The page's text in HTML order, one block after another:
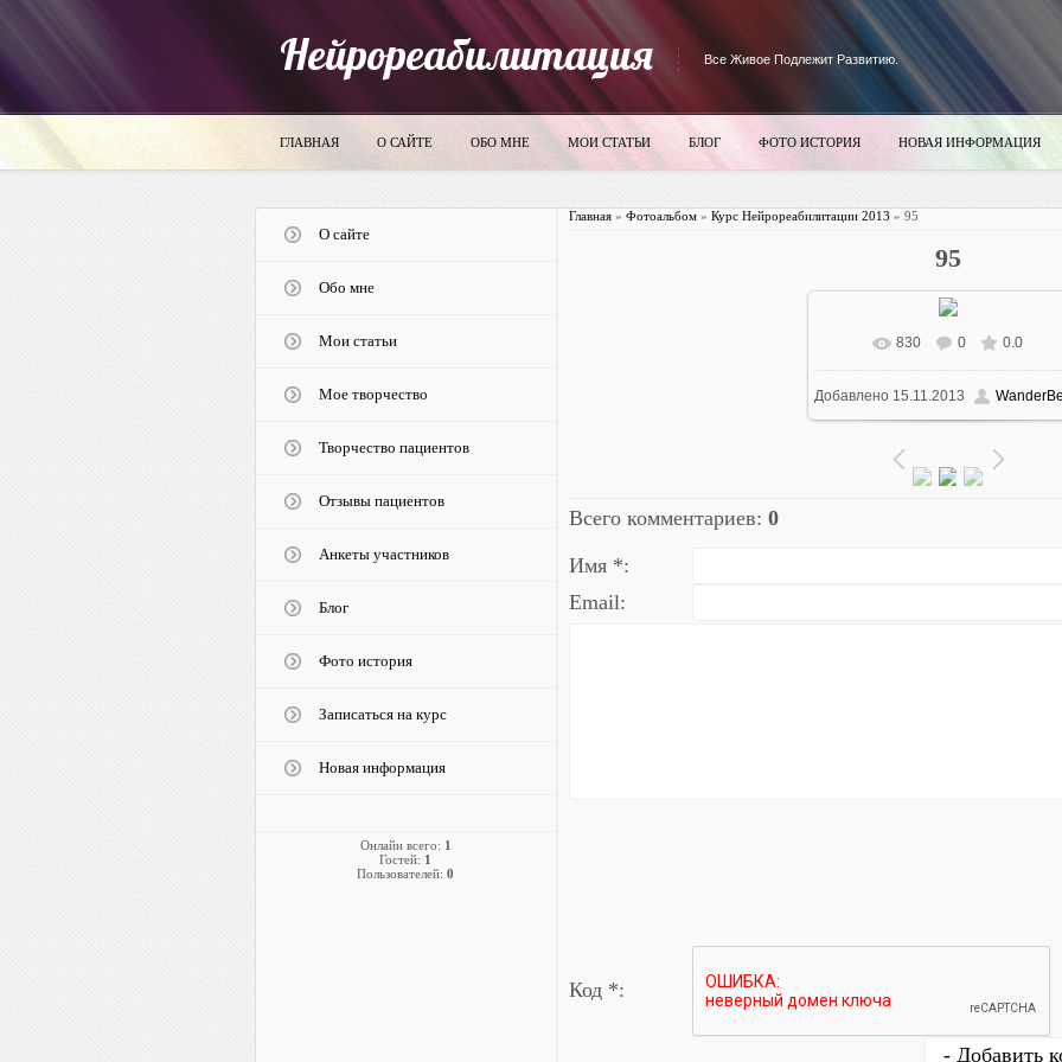
Нейрореабилитация Все Живое Подлежит Развитию.
ГЛАВНАЯ О САЙТЕ ОБО МНЕ МОИ СТАТЬИ БЛОГ ФОТО ИСТОРИЯ НОВАЯ ИНФОРМАЦИЯ
О сайте
Обо мне
Мои статьи
Мое творчество
Творчество пациентов
Отзывы пациентов
Анкеты участников
Блог
Фото история
Записаться на курс
Новая информация
Онлайн всего: 1
Гостей: 1
Пользователей: 0
Главная» Фотоальбом» Курс Нейрореабилитации 2013 » 95
95
В реальном размере 700x525
102.0Kb
830 0 0.0
Добавлено 15.11.2013
Всего комментариев: 0
Имя *:
Email:
Код *: